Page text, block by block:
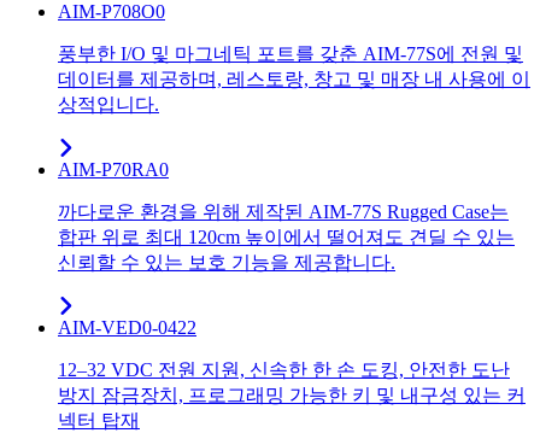
AIM-P708O0
풍부한 I/O 및 마그네틱 포트를 갖춘 AIM-77S에 전원 및
데이터를 제공하며, 레스토랑, 창고 및 매장 내 사용에 이
상적입니다.
AIM-P70RA0
까다로운 환경을 위해 제작된 AIM-77S Rugged Case는
합판 위로 최대 120cm 높이에서 떨어져도 견딜 수 있는
신뢰할 수 있는 보호 기능을 제공합니다.
AIM-VED0-0422
12–32 VDC 전원 지원, 신속한 한 손 도킹, 안전한 도난
방지 잠금장치, 프로그래밍 가능한 키 및 내구성 있는 커
넥터 탑재